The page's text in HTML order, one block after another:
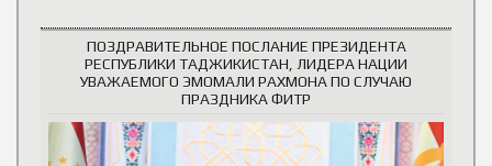
ПОЗДРАВИТЕЛЬНОЕ ПОСЛАНИЕ ПРЕЗИДЕНТА
РЕСПУБЛИКИ ТАДЖИКИСТАН, ЛИДЕРА НАЦИИ
УВАЖАЕМОГО ЭМОМАЛИ РАХМОНА ПО СЛУЧАЮ
ПРАЗДНИКА ФИТР